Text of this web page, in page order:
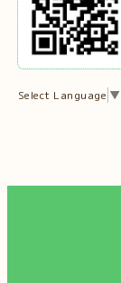
Select Language ▼